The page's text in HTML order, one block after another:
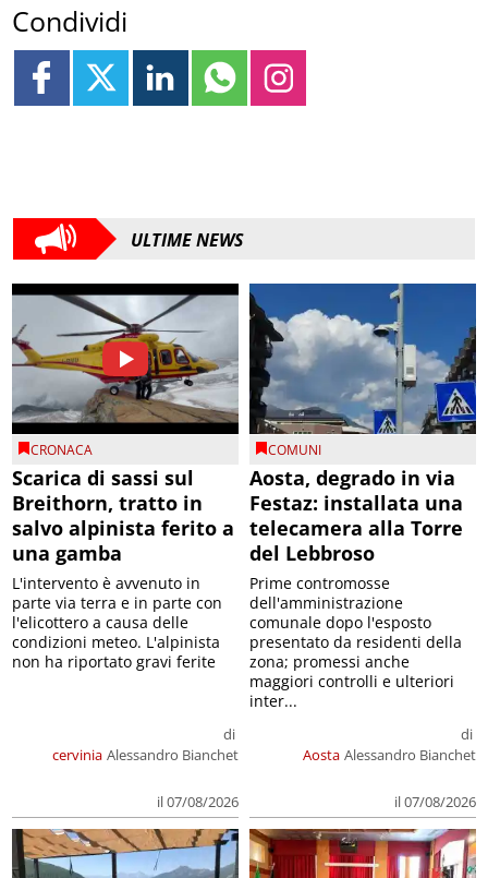
Condividi
ULTIME NEWS
CRONACA
Scarica di sassi sul
Breithorn, tratto in
salvo alpinista ferito a
una gamba
cervinia
di
Alessandro Bianchet
il 07/08/2026
L'intervento è avvenuto in
parte via terra e in parte con
l'elicottero a causa delle
condizioni meteo. L'alpinista
non ha riportato gravi ferite
COMUNI
Aosta, degrado in via
Festaz: installata una
telecamera alla Torre
del Lebbroso
Aosta
di
Alessandro Bianchet
il 07/08/2026
Prime contromosse
dell'amministrazione
comunale dopo l'esposto
presentato da residenti della
zona; promessi anche
maggiori controlli e ulteriori
inter...